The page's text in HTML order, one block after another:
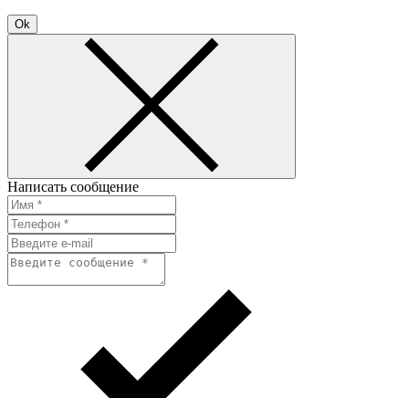
Ok
Написать сообщение